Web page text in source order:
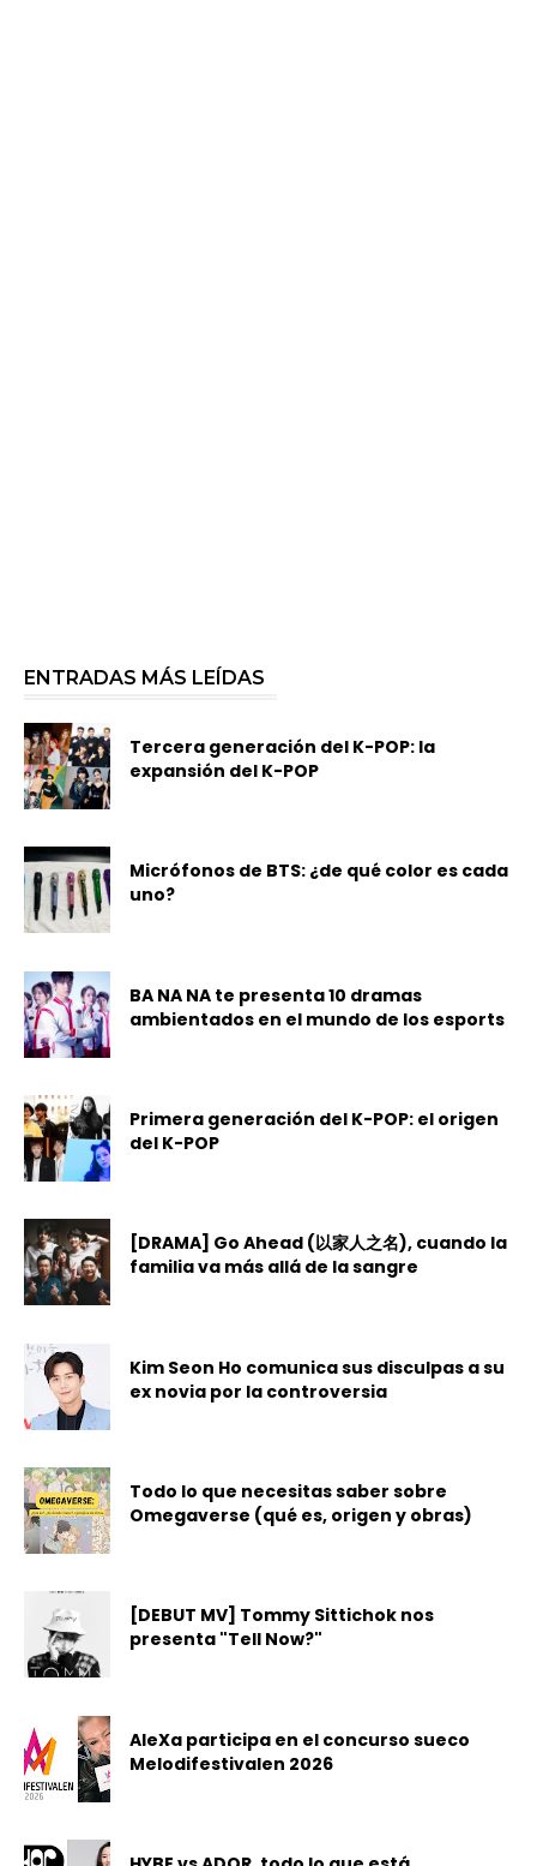
ENTRADAS MÁS LEÍDAS
Tercera generación del K-POP: la
expansión del K-POP
Micrófonos de BTS: ¿de qué color es cada
uno?
BA NA NA te presenta 10 dramas
ambientados en el mundo de los esports
Primera generación del K-POP: el origen
del K-POP
[DRAMA] Go Ahead (以家人之名), cuando la
familia va más allá de la sangre
Kim Seon Ho comunica sus disculpas a su
ex novia por la controversia
Todo lo que necesitas saber sobre
Omegaverse (qué es, origen y obras)
[DEBUT MV] Tommy Sittichok nos
presenta "Tell Now?"
AleXa participa en el concurso sueco
Melodifestivalen 2026